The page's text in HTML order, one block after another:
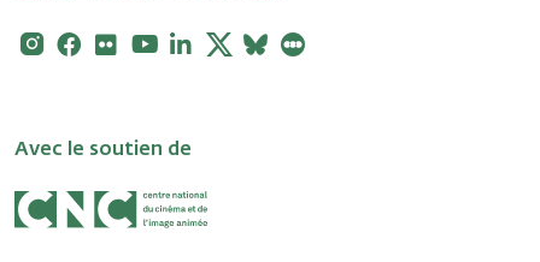
Instagram
Facebook
FlickrYoutubeLinkedin
X Bluesky
Avec le soutien de